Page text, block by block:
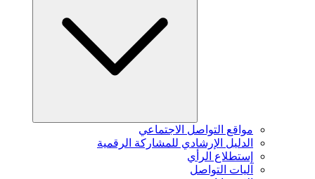
مواقع التواصل الاجتماعي
الدليل الإرشادي للمشاركة الرقمية
إستطلاع الرأي
آليات التواصل